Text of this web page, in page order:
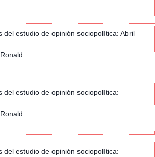
del estudio de opinión sociopolítica: Abril
del estudio de opinión sociopolítica:
del estudio de opinión sociopolítica: